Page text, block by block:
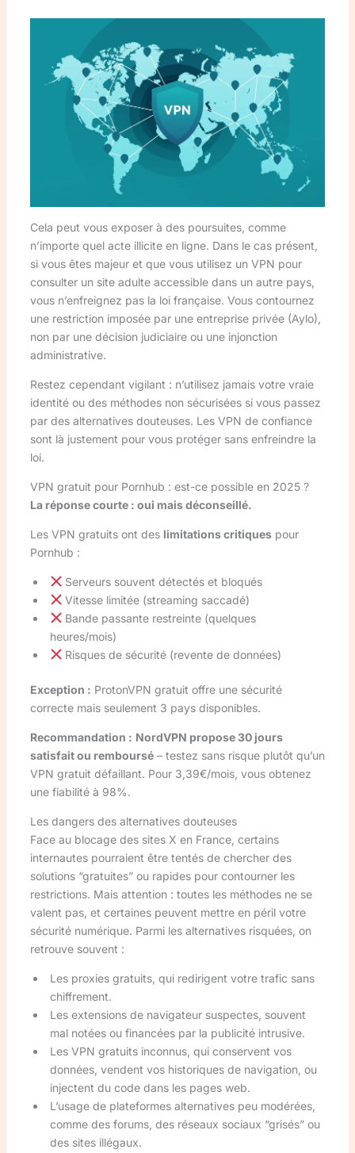
Cela peut vous exposer à des poursuites, comme
n’importe quel acte illicite en ligne. Dans le cas présent,
si vous êtes majeur et que vous utilisez un VPN pour
consulter un site adulte accessible dans un autre pays,
vous n’enfreignez pas la loi française. Vous contournez
une restriction imposée par une entreprise privée (Aylo),
non par une décision judiciaire ou une injonction
administrative.
Restez cependant vigilant : n’utilisez jamais votre vraie
identité ou des méthodes non sécurisées si vous passez
par des alternatives douteuses. Les VPN de confiance
sont là justement pour vous protéger sans enfreindre la
loi.
VPN gratuit pour Pornhub : est-ce possible en 2025 ?
La réponse courte : oui mais déconseillé.
Les VPN gratuits ont des limitations critiquespour
Pornhub :
Serveurs souvent détectés et bloqués
Vitesse limitée (streaming saccadé)
Bande passante restreinte (quelques
heures/mois)
Risques de sécurité (revente de données)
Exception : ProtonVPN gratuit offre une sécurité
correcte mais seulement 3 pays disponibles.
Recommandation : NordVPN propose 30 jours
satisfait ou remboursé– testez sans risque plutôt qu’un
VPN gratuit défaillant. Pour 3,39€/mois, vous obtenez
une fiabilité à 98%.
Les dangers des alternatives douteuses
Face au blocage des sites X en France, certains
internautes pourraient être tentés de chercher des
solutions “gratuites” ou rapides pour contourner les
restrictions. Mais attention : toutes les méthodes ne se
valent pas, et certaines peuvent mettre en péril votre
sécurité numérique. Parmi les alternatives risquées, on
retrouve souvent :
Les proxies gratuits, qui redirigent votre trafic sans
chiffrement.
Les extensions de navigateur suspectes, souvent
mal notées ou financées par la publicité intrusive.
Les VPN gratuits inconnus, qui conservent vos
données, vendent vos historiques de navigation, ou
injectent du code dans les pages web.
L’usage de plateformes alternatives peu modérées,
comme des forums, des réseaux sociaux “grisés” ou
des sites illégaux.